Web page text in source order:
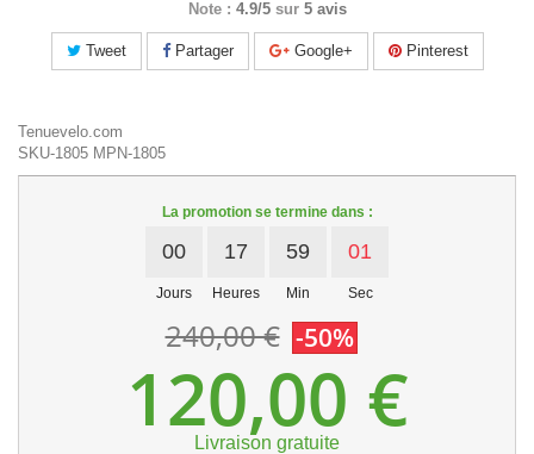
Note : 4.9/5 sur 5 avis
Tweet Partager Google+ Pinterest
Tenuevelo.com
SKU-1805 MPN-1805
La promotion se termine dans :
00
Jours
17
Heures
59
Min
01
Sec
240,00 € -50%
120,00 €
Livraison gratuite